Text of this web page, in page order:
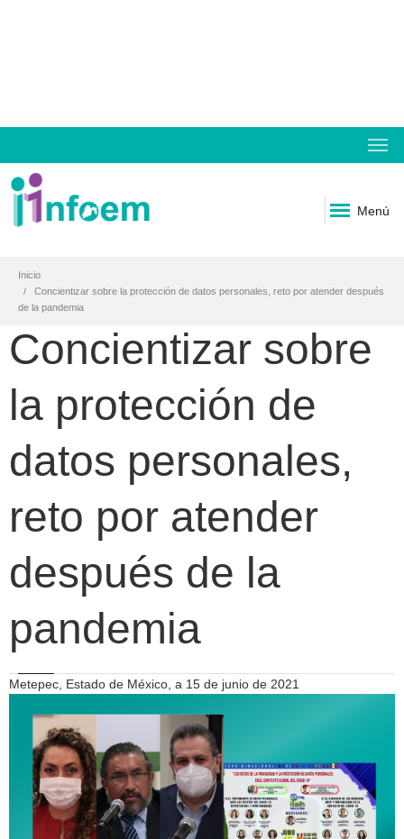
Menú
Inicio
Concientizar sobre la protección de datos personales, reto por atender después
de la pandemia
Concientizar sobre
la protección de
datos personales,
reto por atender
después de la
pandemia
Metepec, Estado de México, a 15 de junio de 2021